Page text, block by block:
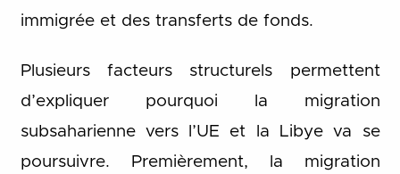
immigrée et des transferts de fonds.
Plusieurs facteurs structurels permettent
d’expliquer pourquoi la migration
subsaharienne vers l’UE et la Libye va se
poursuivre. Premièrement, la migration